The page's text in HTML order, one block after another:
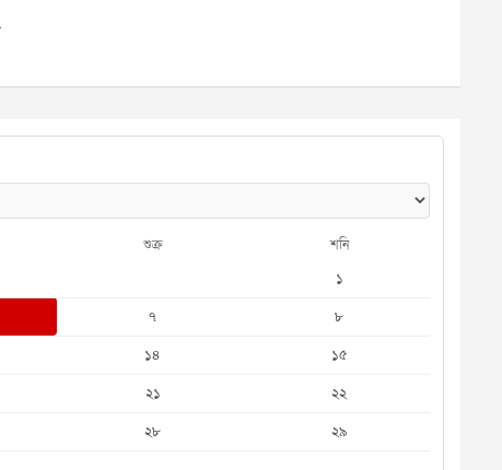
শুক্র শনি
১
৭
৮
১৪
১৫
২১
২২
২৮
২৯